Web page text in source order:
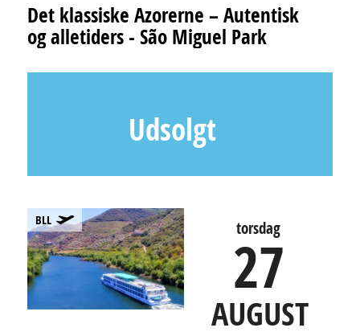
Det klassiske Azorerne – Autentisk
og alletiders - São Miguel Park
Udsolgt
BLL torsdag
27
AUGUST